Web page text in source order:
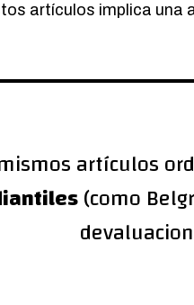
artículos implica una
artículos
(como